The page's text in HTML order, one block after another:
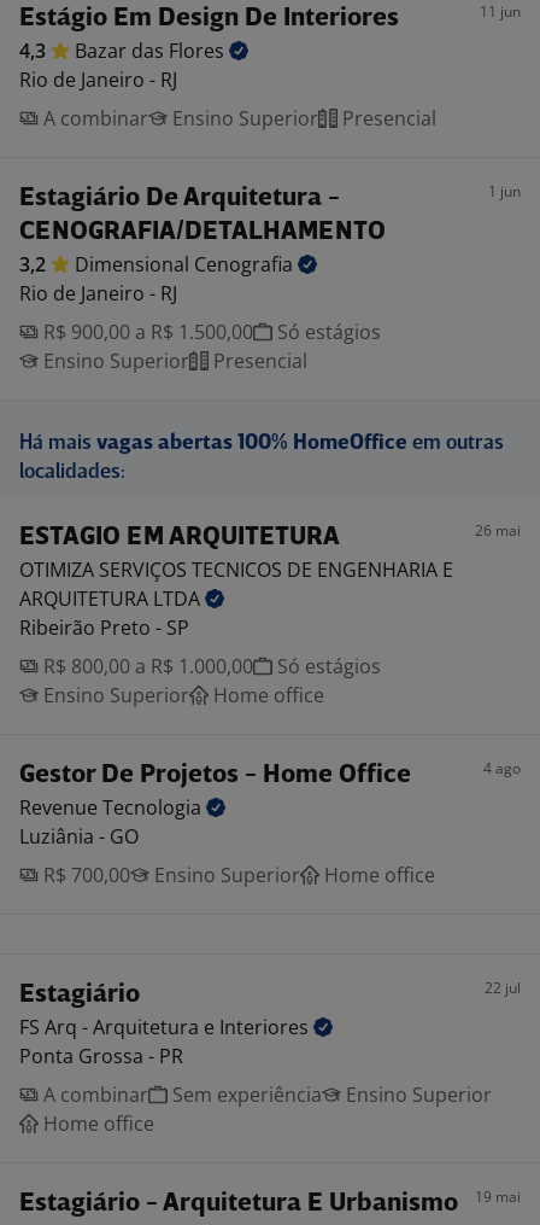
Estágio Em Design De Interiores 11 jun
4,3 Bazar das Flores
Rio de Janeiro - RJ
A combinar
Ensino Superior Presencial
Estagiário De Arquitetura -
CENOGRAFIA/DETALHAMENTO
1 jun
3,2 Dimensional Cenografia
Rio de Janeiro - RJ
R$ 900,00 a R$ 1.500,00
Só estágios
Ensino Superior
Presencial
Há mais vagas abertas 100% HomeOffice em outras
localidades:
ESTAGIO EM ARQUITETURA 26 mai
OTIMIZA SERVIÇOS TECNICOS DE ENGENHARIA E
ARQUITETURA LTDA
Ribeirão Preto - SP
R$ 800,00 a R$ 1.000,00
Só estágios
Ensino Superior
Home office
Gestor De Projetos - Home Office 4 ago
Revenue Tecnologia
Luziânia - GO
R$ 700,00
Ensino Superior Home office
Estagiário 22 jul
FS Arq - Arquitetura e Interiores
Ponta Grossa - PR
A combinar
Sem experiência
Ensino Superior
Home office
Estagiário - Arquitetura E Urbanismo 19 mai